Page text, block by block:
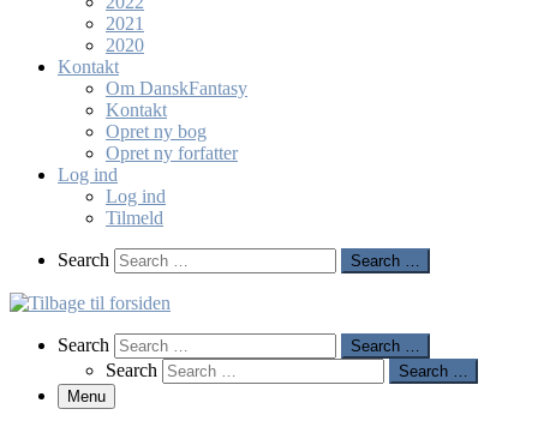
2021
2020
Kontakt
Om DanskFantasy
Kontakt
Opret ny bog
Opret ny forfatter
Log ind
Log ind
Tilmeld
Search
Search Search …
Search
Search Search …
Search
Search …
Menu